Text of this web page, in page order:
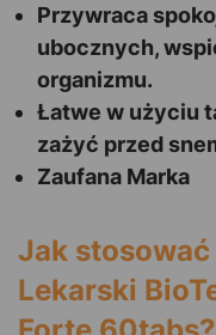
Przywraca
ubocznych,
organizmu.
Łatwe w użyciu
zażyć przed
Zaufana Marka
Jak stosować
Lekarski